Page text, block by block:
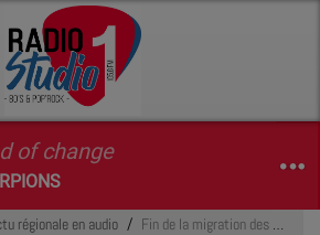
of change
régionale en audio Fin de la migration des amphibiens à Baerenthal : près de 3 000 batraciens sauvés